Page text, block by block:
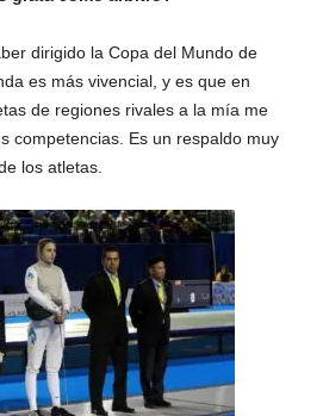
dirigido la Copa del Mundo de
es más vivencial, y es que en
de regiones rivales a la mía me
competencias. Es un respaldo muy
los atletas.